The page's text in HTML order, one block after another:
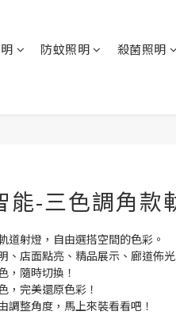
防蚊照明 殺菌照明
能-三色調角款
道射燈，自由選搭空間的色彩。
、店面點亮、精品展示、廊道佈光
，隨時切換！
，完美還原色彩！
調整角度，馬上來裝看看吧！